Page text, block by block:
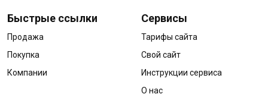
Быстрые ссылки
Продажа
Покупка
Компании
Сервисы
Тарифы сайта
Свой сайт
Инструкции сервиса
О нас